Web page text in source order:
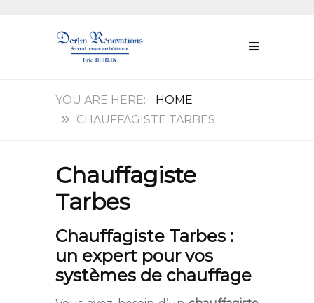
HOME
CHAUFFAGISTE TARBES
Chauffagiste
Tarbes
Chauffagiste Tarbes :
un expert pour vos
systèmes de chauffage